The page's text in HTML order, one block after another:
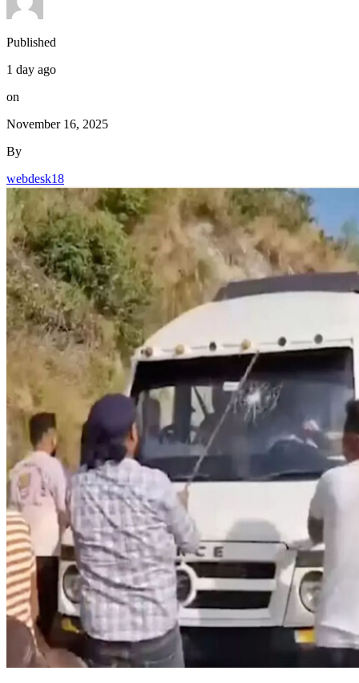
Published
1 day ago
on
November 16, 2025
By
webdesk18